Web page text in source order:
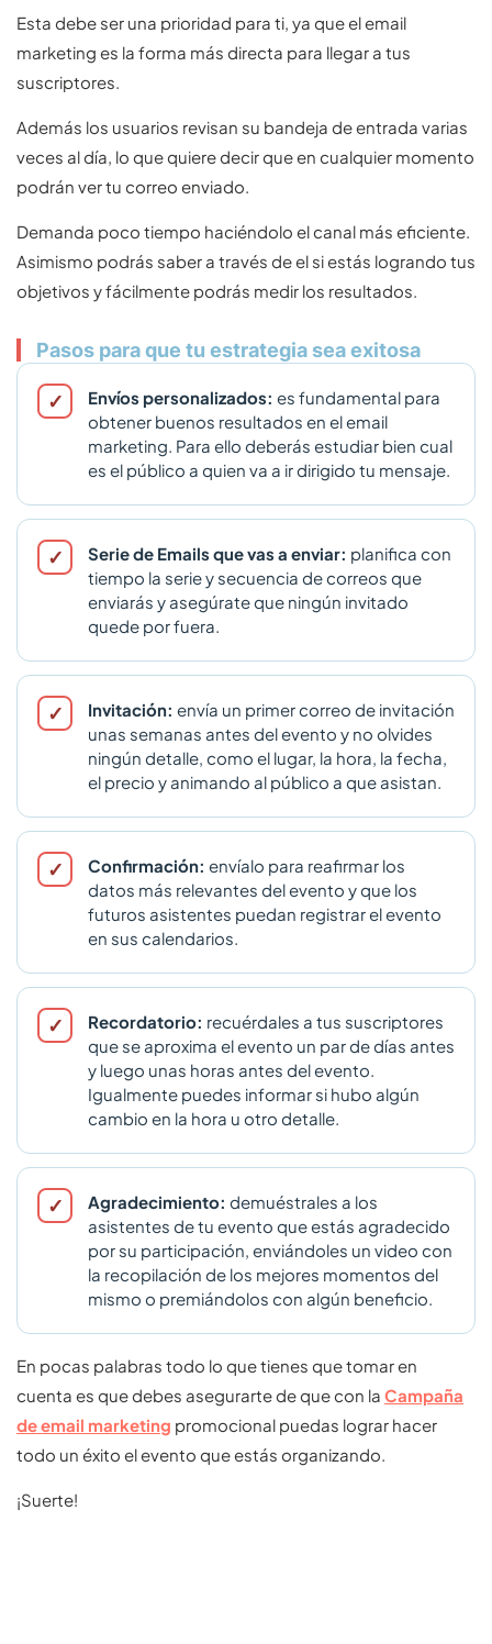
Esta debe ser una prioridad para ti, ya que el email
marketing es la forma más directa para llegar a tus
suscriptores.
Además los usuarios revisan su bandeja de entrada varias
veces al día, lo que quiere decir que en cualquier momento
podrán ver tu correo enviado.
Demanda poco tiempo haciéndolo el canal más eficiente.
Asimismo podrás saber a través de el si estás logrando tus
objetivos y fácilmente podrás medir los resultados.
Pasos para que tu estrategia sea exitosa
Envíos personalizados: es fundamental para
obtener buenos resultados en el email
marketing. Para ello deberás estudiar bien cual
es el público a quien va a ir dirigido tu mensaje.
Serie de Emails que vas a enviar: planifica con
tiempo la serie y secuencia de correos que
enviarás y asegúrate que ningún invitado
quede por fuera.
Invitación: envía un primer correo de invitación
unas semanas antes del evento y no olvides
ningún detalle, como el lugar, la hora, la fecha,
el precio y animando al público a que asistan.
Confirmación: envíalo para reafirmar los
datos más relevantes del evento y que los
futuros asistentes puedan registrar el evento
en sus calendarios.
Recordatorio: recuérdales a tus suscriptores
que se aproxima el evento un par de días antes
y luego unas horas antes del evento.
Igualmente puedes informar si hubo algún
cambio en la hora u otro detalle.
Agradecimiento: demuéstrales a los
asistentes de tu evento que estás agradecido
por su participación, enviándoles un video con
la recopilación de los mejores momentos del
mismo o premiándolos con algún beneficio.
En pocas palabras todo lo que tienes que tomar en
cuenta es que debes asegurarte de que con la Campaña
de email marketing promocional puedas lograr hacer
todo un éxito el evento que estás organizando.
¡Suerte!